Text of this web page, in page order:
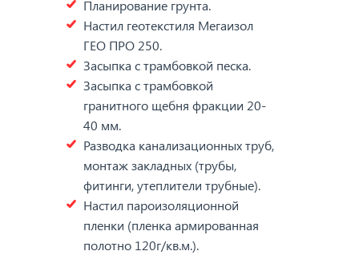
Планирование грунта.
Настил геотекстиля Мегаизол
ГЕО ПРО 250.
Засыпка с трамбовкой песка.
Засыпка с трамбовкой
гранитного щебня фракции 20-
40 мм.
Разводка канализационных труб,
монтаж закладных (трубы,
фитинги, утеплители трубные).
Настил пароизоляционной
пленки (пленка армированная
полотно 120г/кв.м.).